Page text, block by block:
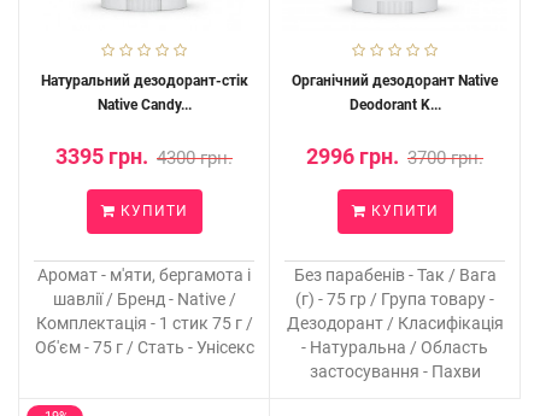
Натуральний дезодорант-стік
Native Candy...
3395 грн. 4300 грн.
КУПИТИ
Аромат - м'яти, бергамота і
шавлії / Бренд - Native /
Комплектація - 1 стик 75 г /
Об'єм - 75 г / Стать - Унісекс
Органічний дезодорант Native
Deodorant K...
2996 грн. 3700 грн.
КУПИТИ
Без парабенів - Так / Вага
(г) - 75 гр / Група товару -
Дезодорант / Класифікація
- Натуральна / Область
застосування - Пахви